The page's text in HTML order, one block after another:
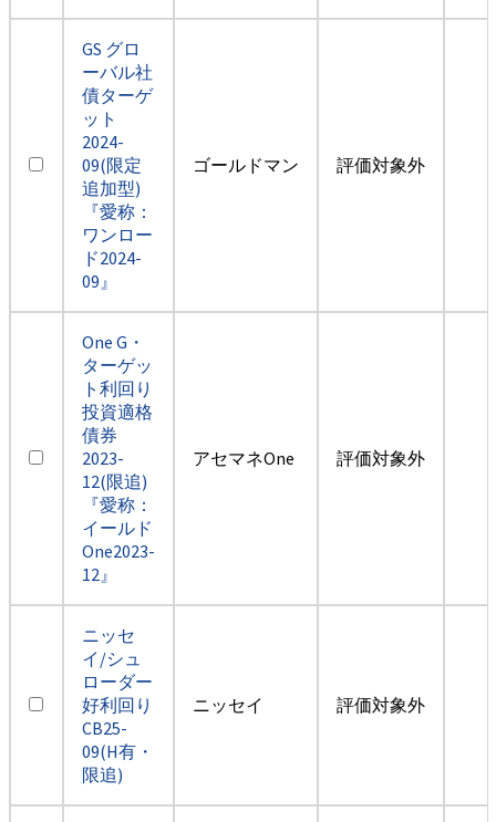
GS グロ
ーバル社
債ターゲ
ット
2024-
09(限定
追加型)
『愛称：
ワンロー
ド2024-
09』
ゴールドマン 評価対象外
One G・
ターゲッ
ト利回り
投資適格
債券
2023-
12(限追)
『愛称：
イールド
One2023-
12』
アセマネOne 評価対象外
ニッセ
イ/シュ
ローダー
好利回り
CB25-
09(H有・
限追)
ニッセイ 評価対象外